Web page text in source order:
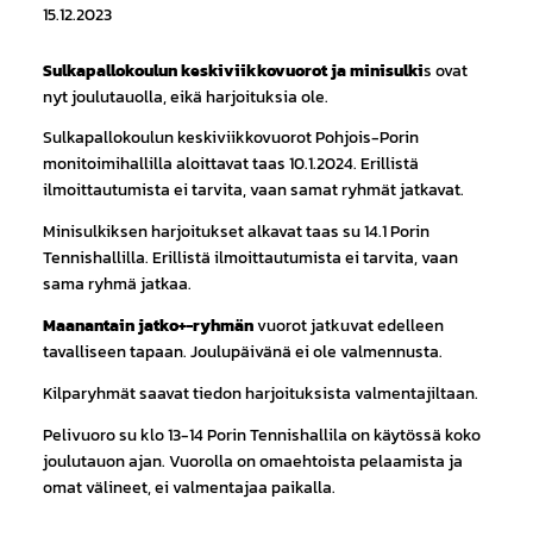
15.12.2023
Sulkapallokoulun keskiviikkovuorot ja minisulkis ovat
nyt joulutauolla, eikä harjoituksia ole.
Sulkapallokoulun keskiviikkovuorot Pohjois-Porin
monitoimihallilla aloittavat taas 10.1.2024. Erillistä
ilmoittautumista ei tarvita, vaan samat ryhmät jatkavat.
Minisulkiksen harjoitukset alkavat taas su 14.1 Porin
Tennishallilla. Erillistä ilmoittautumista ei tarvita, vaan
sama ryhmä jatkaa.
Maanantain jatko+-ryhmänvuorot jatkuvat edelleen
tavalliseen tapaan. Joulupäivänä ei ole valmennusta.
Kilparyhmät saavat tiedon harjoituksista valmentajiltaan.
Pelivuoro su klo 13-14 Porin Tennishallila on käytössä koko
joulutauon ajan. Vuorolla on omaehtoista pelaamista ja
omat välineet, ei valmentajaa paikalla.